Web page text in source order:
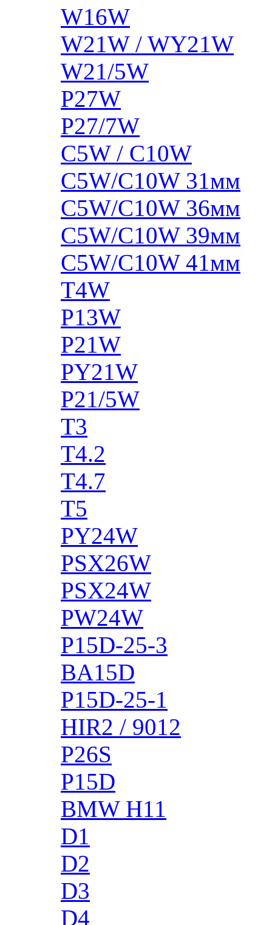
W16W
W21W / WY21W
W21/5W
P27W
P27/7W
C5W / C10W
C5W/C10W 31мм
C5W/C10W 36мм
C5W/C10W 39мм
C5W/C10W 41мм
T4W
P13W
P21W
PY21W
P21/5W
T3
T4.2
T4.7
T5
PY24W
PSX26W
PSX24W
PW24W
P15D-25-3
BA15D
P15D-25-1
HIR2 / 9012
P26S
P15D
BMW H11
D1
D2
D3
D4